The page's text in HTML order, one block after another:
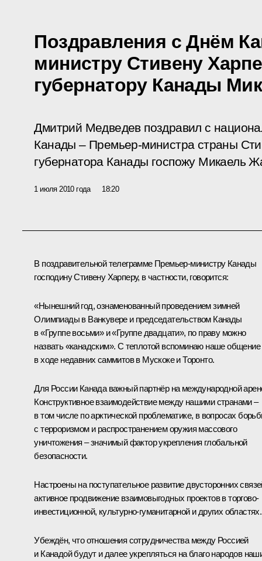
Поздравления с Днём
министру Стивену
губернатору Канады
Дмитрий Медведев поздравил с
Канады – Премьер-министра страны
губернатора Канады госпожу Микаель
1 июля 2010 года 18:20
В поздравительной телеграмме Премьер-министру Канады
господину Стивену Харперу, в частности, говорится:
«Нынешний год, ознаменованный проведением зимней
Олимпиады в Ванкувере и председательством Канады
в «Группе восьми» и «Группе двадцати», по праву можно
назвать «канадским». С теплотой вспоминаю наше общение
в ходе недавних саммитов в Мускоке и Торонто.
Для России Канада важный партнёр на международной
Конструктивное взаимодействие между нашими странами –
в том числе по арктической проблематике, в вопросах
с терроризмом и распространением оружия массового
уничтожения – значимый фактор укрепления глобальной
безопасности.
Настроены на поступательное развитие двусторонних
активное продвижение взаимовыгодных проектов в торгово-
инвестиционной, культурно-гуманитарной и других областях.
Убеждён, что отношения сотрудничества между Россией
и Канадой будут и далее укрепляться на благо народов